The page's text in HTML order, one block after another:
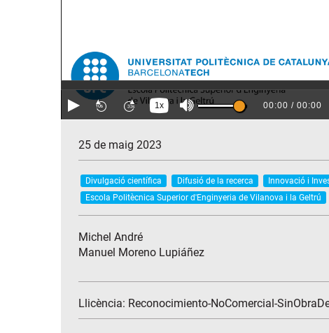
25 de maig 2023
Divulgació científica Difusió de la recerca Innovació i
Escola Politècnica Superior d'Enginyeria de Vilanova i la Geltrú
Michel André
Manuel Moreno Lupiáñez
Llicència: Reconocimiento-NoComercial-